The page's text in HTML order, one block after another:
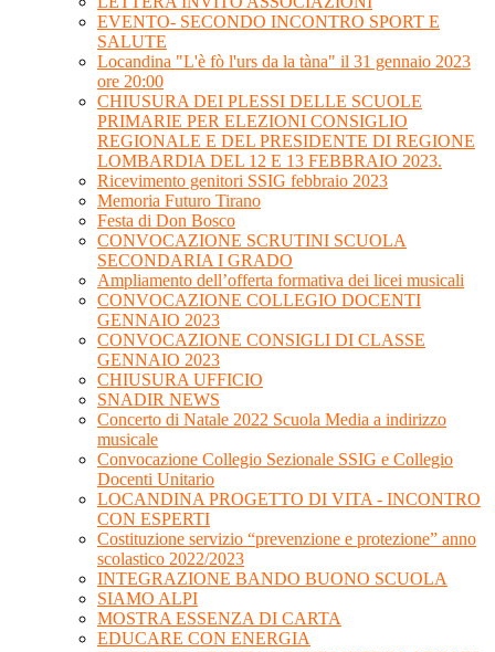
EVENTO- SECONDO INCONTRO SPORT E
SALUTE
Locandina "L'è fò l'urs da la tàna" il 31 gennaio 2023
ore 20:00
CHIUSURA DEI PLESSI DELLE SCUOLE
PRIMARIE PER ELEZIONI CONSIGLIO
REGIONALE E DEL PRESIDENTE DI REGIONE
LOMBARDIA DEL 12 E 13 FEBBRAIO 2023.
Ricevimento genitori SSIG febbraio 2023
Memoria Futuro Tirano
Festa di Don Bosco
CONVOCAZIONE SCRUTINI SCUOLA
SECONDARIA I GRADO
Ampliamento dell’offerta formativa dei licei musicali
CONVOCAZIONE COLLEGIO DOCENTI
GENNAIO 2023
CONVOCAZIONE CONSIGLI DI CLASSE
GENNAIO 2023
CHIUSURA UFFICIO
SNADIR NEWS
Concerto di Natale 2022 Scuola Media a indirizzo
musicale
Convocazione Collegio Sezionale SSIG e Collegio
Docenti Unitario
LOCANDINA PROGETTO DI VITA - INCONTRO
CON ESPERTI
Costituzione servizio “prevenzione e protezione” anno
scolastico 2022/2023
INTEGRAZIONE BANDO BUONO SCUOLA
SIAMO ALPI
MOSTRA ESSENZA DI CARTA
EDUCARE CON ENERGIA